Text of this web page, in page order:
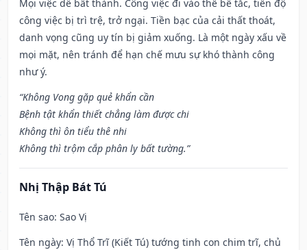
Mọi việc dễ bất thành. Công việc đi vào thế bế tắc, tiến độ
công việc bị trì trệ, trở ngại. Tiền bạc của cải thất thoát,
danh vọng cũng uy tín bị giảm xuống. Là một ngày xấu về
mọi mặt, nên tránh để hạn chế mưu sự khó thành công
như ý.
“Không Vong gặp quẻ khẩn cần
Bệnh tật khẩn thiết chẳng làm được chi
Không thì ôn tiểu thê nhi
Không thì trộm cắp phân ly bất tường.”
Nhị Thập Bát Tú
Tên sao: Sao Vị
Tên ngày: Vị Thổ Trĩ (Kiết Tú) tướng tinh con chim trĩ, chủ